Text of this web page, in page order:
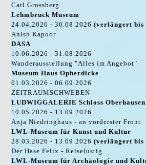
Carl Grossberg
Lehmbruck Museum
24.04.2026 - 30.08.2026(verlängert bis
Anish Kapoor
DASA
10.06.2026 - 31.08.2026
Wanderausstellung "Alles im Angebot"
Museum Haus Opherdicke
01.03.2026 - 06.09.2026
ZEITRAUMSCHWEBEN
LUDWIGGALERIE Schloss Oberhausen
10.05.2026 - 13.09.2026
Anja Niedringhaus - an vorderster Front
LWL-Museum für Kunst und Kultur
28.03.2026 - 13.09.2026(verlängert bis
Der Hase Felix - Reiselustig
LWL-Museum für Archäologie und